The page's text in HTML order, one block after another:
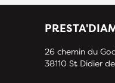
26 chemin du
38110 St Didier